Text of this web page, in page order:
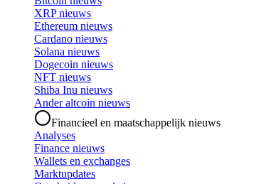
XRP nieuws
Ethereum nieuws
Cardano nieuws
Solana nieuws
Dogecoin nieuws
NFT nieuws
Shiba Inu nieuws
Ander altcoin nieuws
Financieel en maatschappelijk nieuws
Analyses
Finance nieuws
Wallets en exchanges
Marktupdates